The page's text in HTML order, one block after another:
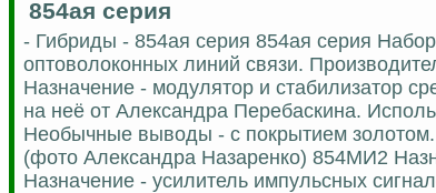
854ая серия
- Гибриды - 854ая серия 854ая серия
оптоволоконных линий связи.
Назначение - модулятор и стабилизатор
на неё от Александра Перебаскина.
Необычные выводы - с покрытием золотом.
(фото Александра Назаренко) 854МИ2
Назначение - усилитель импульсных